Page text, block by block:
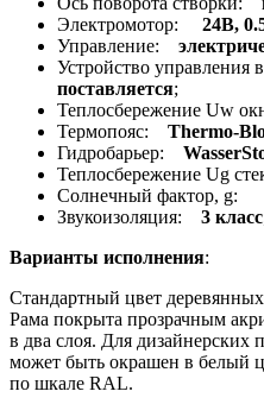
Электромотор: 24В,
Управление:
Устройство управления
поставляется;
Теплосбережение Uw
Термопояс: Thermo-
Гидробарьер:
Теплосбережение Ug
Солнечный фактор, g:
Звукоизоляция:
3 класс
Варианты исполнения:
Стандартный цвет
Рама покрыта прозрачным
в два слоя. Для дизайнерских
может быть окрашен в белый
по шкале RAL.